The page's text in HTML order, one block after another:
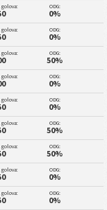
golova: ODG:
0%
golova: ODG:
0%
golova: ODG:
50%
golova: ODG:
0%
golova: ODG:
0%
golova: ODG:
50%
golova: ODG:
50%
golova: ODG:
0%
golova: ODG:
0%